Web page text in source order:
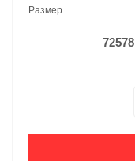
Размер
72578